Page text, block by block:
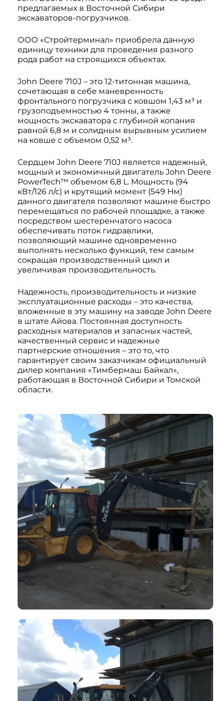
предлагаемых в Восточной Сибири
экскаваторов-погрузчиков.
ООО «Стройтерминал» приобрела данную
единицу техники для проведения разного
рода работ на строящихся объектах.
John Deere 710J – это 12-титонная машина,
сочетающая в себе маневренность
фронтального погрузчика с ковшом 1,43 м³ и
грузоподъемностью 4 тонны, а также
мощность экскаватора с глубиной копания
равной 6,8 м и солидным вырывным усилием
на ковше с объемом 0,52 м³.
Сердцем John Deere 710J является надежный,
мощный и экономичный двигатель John Deere
PowerTech™ объемом 6,8 L. Мощность (94
кВт/126 л/с) и крутящий момент (549 Нм)
данного двигателя позволяют машине быстро
перемещаться по рабочей площадке, а также
посредством шестеренчатого насоса
обеспечивать поток гидравлики,
позволяющий машине одновременно
выполнять несколько функций, тем самым
сокращая производственный цикл и
увеличивая производительность.
Надежность, производительность и низкие
эксплуатационные расходы – это качества,
вложенные в эту машину на заводе John Deere
в штате Айова. Постоянная доступность
расходных материалов и запасных частей,
качественный сервис и надежные
партнерские отношения – это то, что
гарантирует своим заказчикам официальный
дилер компания «Тимбермаш Байкал»,
работающая в Восточной Сибири и Томской
области.
Системы 3D нивелирования
Грейферные захваты
Посевная техника